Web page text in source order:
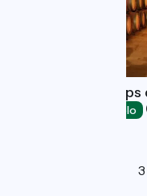
Wine estate Corps
Accueil Vélo
3